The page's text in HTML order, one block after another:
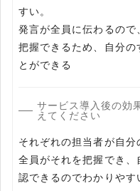
すい。
発言が全員に伝わるの
把握できるため、自分の
とができる
サービス導入後の効
えてください
それぞれの担当者が自分
全員がそれを把握でき
認できるのでわかりやす